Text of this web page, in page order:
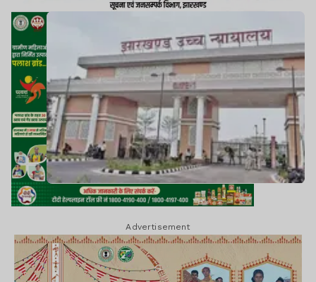
Advertisement